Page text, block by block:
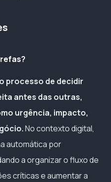
processo de decidir
antes das outras,
urgência, impacto,
No contexto digital,
automática por
a organizar o fluxo de
críticas e aumentar a